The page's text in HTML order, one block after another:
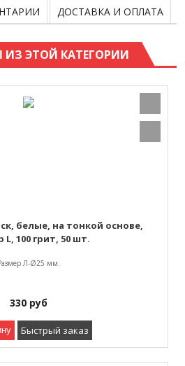
ДОСТАВКА И ОПЛАТА
ЭТОЙ КАТЕГОРИИ
белые, на тонкой основе,
L, 100 грит, 50 шт.
Л-Ø25 мм.
330 руб
Быстрый заказ